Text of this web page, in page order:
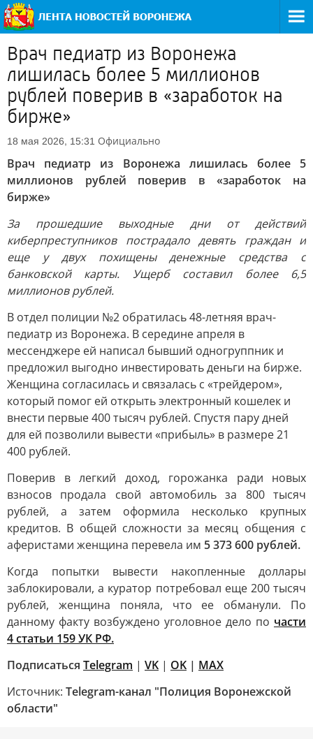
Врач педиатр из Воронежа
лишилась более 5 миллионов
рублей поверив в «заработок на
бирже»
18 мая 2026, 15:31 Официально
Врач педиатр из Воронежа лишилась более 5
миллионов рублей поверив в «заработок на
бирже»
За прошедшие выходные дни от действий
киберпреступников пострадало девять граждан и
еще у двух похищены денежные средства с
банковской карты. Ущерб составил более 6,5
миллионов рублей.
В отдел полиции №2 обратилась 48-летняя врач-
педиатр из Воронежа. В середине апреля в
мессенджере ей написал бывший одногруппник и
предложил выгодно инвестировать деньги на бирже.
Женщина согласилась и связалась с «трейдером»,
который помог ей открыть электронный кошелек и
внести первые 400 тысяч рублей. Спустя пару дней
для ей позволили вывести «прибыль» в размере 21
400 рублей.
Поверив в легкий доход, горожанка ради новых
взносов продала свой автомобиль за 800 тысяч
рублей, а затем оформила несколько крупных
кредитов. В общей сложности за месяц общения с
аферистами женщина перевела им 5 373 600 рублей.
Когда попытки вывести накопленные доллары
заблокировали, а куратор потребовал еще 200 тысяч
рублей, женщина поняла, что ее обманули. По
данному факту возбуждено уголовное дело по части
4 статьи 159 УК РФ.
Подписаться Telegram | VK | OK | MAX
Источник: Telegram-канал "Полиция Воронежской
области"